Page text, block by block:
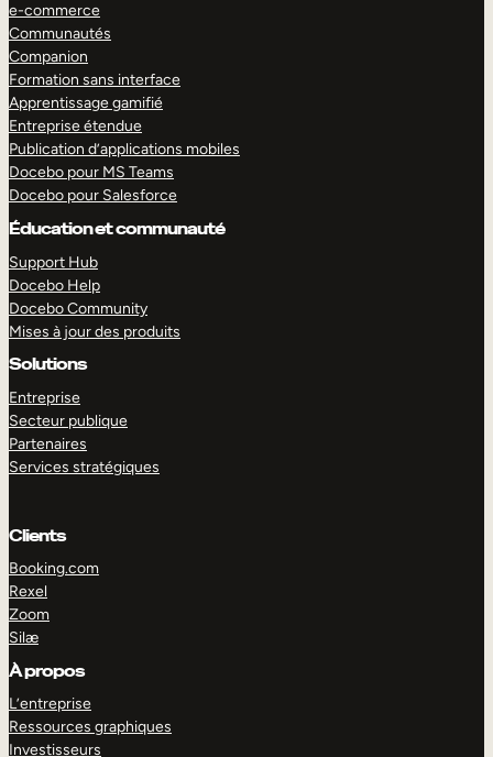
e-commerce
Communautés
Companion
Formation sans interface
Apprentissage gamifié
Entreprise étendue
Publication d’applications mobiles
Docebo pour MS Teams
Docebo pour Salesforce
Éducation et communauté
Support Hub
Docebo Help
Docebo Community
Mises à jour des produits
Solutions
Entreprise
Secteur publique
Partenaires
Services stratégiques
Clients
Booking.com
Rexel
Zoom
Silæ
À propos
L’entreprise
Ressources graphiques
Investisseurs